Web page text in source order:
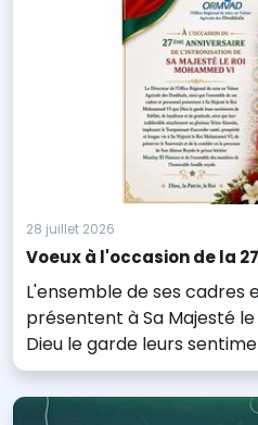
28 juillet 2026
Voeux à l'occasion de la
L'ensemble de ses cadres
présentent à Sa Majesté
Dieu le garde leurs